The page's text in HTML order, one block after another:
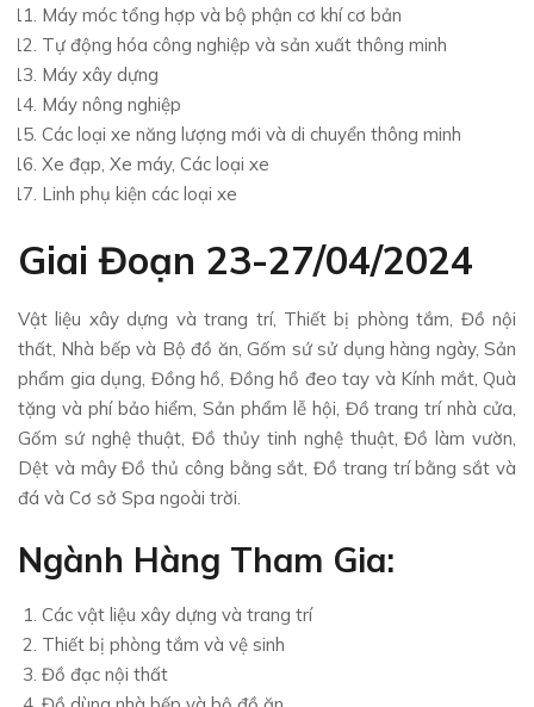
Máy móc tổng hợp và bộ phận cơ khí cơ bản
Tự động hóa công nghiệp và sản xuất thông minh
Máy xây dựng
Máy nông nghiệp
Các loại xe năng lượng mới và di chuyển thông minh
Xe đạp, Xe máy, Các loại xe
Linh phụ kiện các loại xe
Giai Đoạn 23-27/04/2024
Vật liệu xây dựng và trang trí, Thiết bị phòng tắm, Đồ nội
thất, Nhà bếp và Bộ đồ ăn, Gốm sứ sử dụng hàng ngày, Sản
phẩm gia dụng, Đồng hồ, Đồng hồ đeo tay và Kính mắt, Quà
tặng và phí bảo hiểm, Sản phẩm lễ hội, Đồ trang trí nhà cửa,
Gốm sứ nghệ thuật, Đồ thủy tinh nghệ thuật, Đồ làm vườn,
Dệt và mây Đồ thủ công bằng sắt, Đồ trang trí bằng sắt và
đá và Cơ sở Spa ngoài trời.
Ngành Hàng Tham Gia:
Các vật liệu xây dựng và trang trí
Thiết bị phòng tắm và vệ sinh
Đồ đạc nội thất